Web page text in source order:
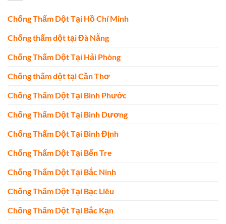
Chống Thấm Dột Tại Hồ Chí Minh
Chống thấm dột tại Đà Nẵng
Chống Thấm Dột Tại Hải Phòng
Chống thấm dột tại Cần Thơ
Chống Thấm Dột Tại Bình Phước
Chống Thấm Dột Tại Bình Dương
Chống Thấm Dột Tại Bình Định
Chống Thấm Dột Tại Bến Tre
Chống Thấm Dột Tại Bắc Ninh
Chống Thấm Dột Tại Bạc Liêu
Chống Thấm Dột Tại Bắc Kạn